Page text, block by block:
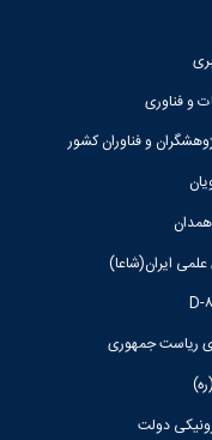
و فناوری
و فناوران کشور
ایران(شاعا)
ریاست جمهوری
دولت